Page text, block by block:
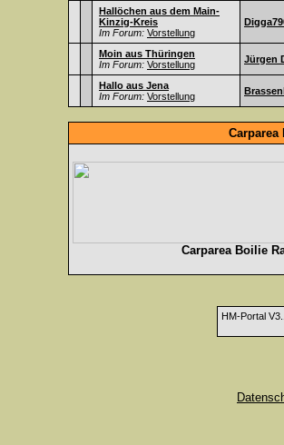
Hallöchen aus dem Main-
Kinzig-Kreis
Im Forum: Vorstellung
Moin aus Thüringen
Im Forum: Vorstellung Jürgen
Hallo aus Jena
Im Forum: Vorstellung
Carparea Boilie
HM-Portal